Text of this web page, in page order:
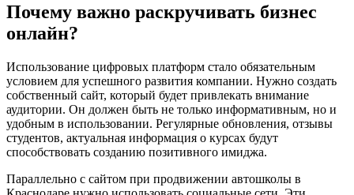
Почему важно раскручивать бизнес
онлайн?
Использование цифровых платформ стало обязательным
условием для успешного развития компании. Нужно создать
собственный сайт, который будет привлекать внимание
аудитории. Он должен быть не только информативным, но и
удобным в использовании. Регулярные обновления, отзывы
студентов, актуальная информация о курсах будут
способствовать созданию позитивного имиджа.
Параллельно с сайтом при продвижении автошколы в